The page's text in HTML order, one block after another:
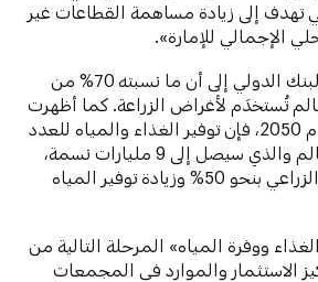
تهدف إلى زيادة مساهمة القطاعات غير
الإجمالي للإمارة».
وتشير أحدث دراسات البنك الدولي إلى أن ما نسبته 70% من
تُستخدَم لأغراض الزراعة. كما أظهرت
الدراسة أنه بحلول العام 2050، فإن توفير الغذاء والمياه للعدد
المتزايد من سكان العالم والذي سيصل إلى 9 مليارات نسمة،
سيتطلَّب زيادة الإنتاج الزراعي بنحو 50% وزيادة توفير المياه
ووفرة المياه» المرحلة التالية من
الاستثمار والموارد في المجمعات